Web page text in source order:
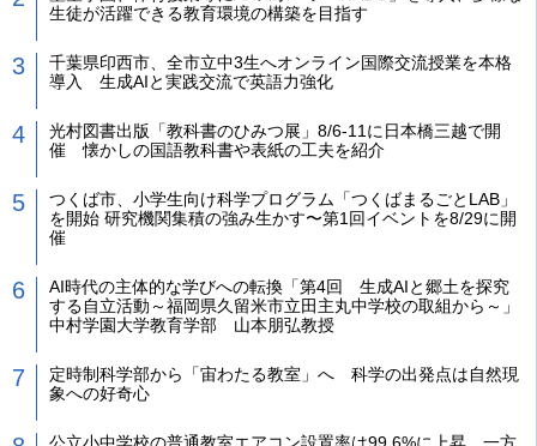
生徒が活躍できる教育環境の構築を目指す
千葉県印西市、全市立中3生へオンライン国際交流授業を本格
導入 生成AIと実践交流で英語力強化
光村図書出版「教科書のひみつ展」8/6-11に日本橋三越で開
催 懐かしの国語教科書や表紙の工夫を紹介
つくば市、小学生向け科学プログラム「つくばまるごとLAB」
を開始 研究機関集積の強み生かす〜第1回イベントを8/29に開
催
AI時代の主体的な学びへの転換「第4回 生成AIと郷土を探究
する自立活動～福岡県久留米市立田主丸中学校の取組から～」
中村学園大学教育学部 山本朋弘教授
定時制科学部から「宙わたる教室」へ 科学の出発点は自然現
象への好奇心